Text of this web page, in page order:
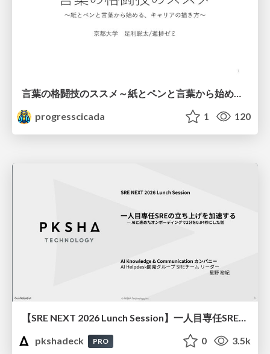
progresscicada
1 120
【SRE NEXT 2026 Lunch Session】一人目専任SREの立ち上げを加速する ― AIと進めたオンボーディングで2分を0.04秒にした話
pkshadeck
PRO 0 3.5k